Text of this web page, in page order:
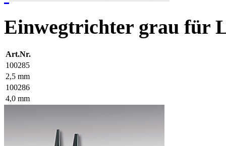
Einwegtrichter grau für
Art.Nr.
100285
2,5 mm
100286
4,0 mm